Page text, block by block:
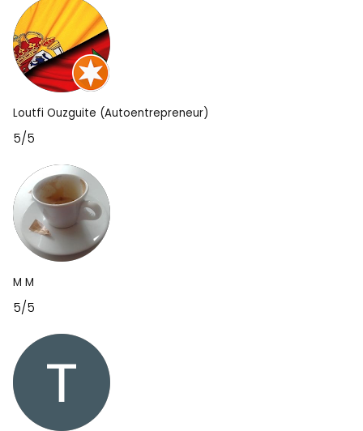
Loutfi Ouzguite (Autoentrepreneur)
5/5
M M
5/5